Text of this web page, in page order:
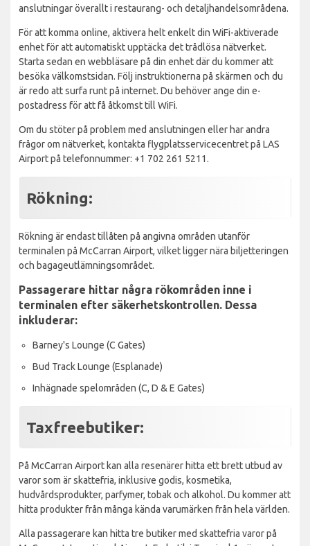
anslutningar överallt i restaurang- och detaljhandelsområdena.
För att komma online, aktivera helt enkelt din WiFi-aktiverade
enhet för att automatiskt upptäcka det trådlösa nätverket.
Starta sedan en webbläsare på din enhet där du kommer att
besöka välkomstsidan. Följ instruktionerna på skärmen och du
är redo att surfa runt på internet. Du behöver ange din e-
postadress för att få åtkomst till WiFi.
Om du stöter på problem med anslutningen eller har andra
frågor om nätverket, kontakta flygplatsservicecentret på LAS
Airport på telefonnummer: +1 702 261 5211.
Rökning:
Rökning är endast tillåten på angivna områden utanför
terminalen på McCarran Airport, vilket ligger nära biljetteringen
och bagageutlämningsområdet.
Passagerare hittar några rökområden inne i
terminalen efter säkerhetskontrollen. Dessa
inkluderar:
Barney's Lounge (C Gates)
Bud Track Lounge (Esplanade)
Inhägnade spelområden (C, D & E Gates)
Taxfreebutiker:
På McCarran Airport kan alla resenärer hitta ett brett utbud av
varor som är skattefria, inklusive godis, kosmetika,
hudvårdsprodukter, parfymer, tobak och alkohol. Du kommer att
hitta produkter från många kända varumärken från hela världen.
Alla passagerare kan hitta tre butiker med skattefria varor på